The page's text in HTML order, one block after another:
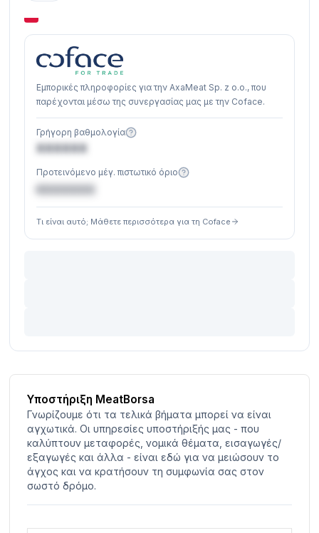
Εμπορικές πληροφορίες για την AxaMeat Sp. z o.o., που
παρέχονται μέσω της συνεργασίας μας με την Coface.
Γρήγορη βαθμολογία
XXXXXX
Προτεινόμενο μέγ. πιστωτικό όριο
€XXXXXX
Τι είναι αυτό; Μάθετε περισσότερα για τη Coface
Υποστήριξη MeatBorsa
Γνωρίζουμε ότι τα τελικά βήματα μπορεί να είναι
αγχωτικά. Οι υπηρεσίες υποστήριξής μας - που
καλύπτουν μεταφορές, νομικά θέματα, εισαγωγές/
εξαγωγές και άλλα - είναι εδώ για να μειώσουν το
άγχος και να κρατήσουν τη συμφωνία σας στον
σωστό δρόμο.